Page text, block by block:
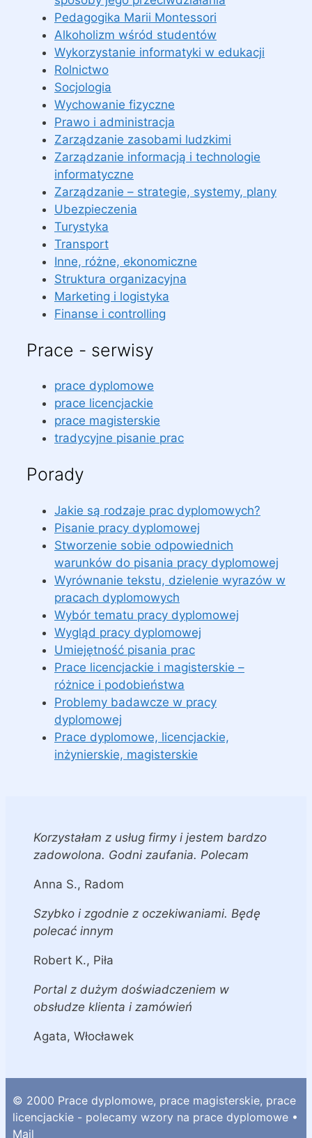
Pedagogika Marii Montessori
Alkoholizm wśród studentów
Wykorzystanie informatyki w edukacji
Rolnictwo
Socjologia
Wychowanie fizyczne
Prawo i administracja
Zarządzanie zasobami ludzkimi
Zarządzanie informacją i technologie
informatyczne
Zarządzanie – strategie, systemy, plany
Ubezpieczenia
Turystyka
Transport
Inne, różne, ekonomiczne
Struktura organizacyjna
Marketing i logistyka
Finanse i controlling
Prace - serwisy
prace dyplomowe
prace licencjackie
prace magisterskie
tradycyjne pisanie prac
Porady
Jakie są rodzaje prac dyplomowych?
Pisanie pracy dyplomowej
Stworzenie sobie odpowiednich
warunków do pisania pracy dyplomowej
Wyrównanie tekstu, dzielenie wyrazów w
pracach dyplomowych
Wybór tematu pracy dyplomowej
Wygląd pracy dyplomowej
Umiejętność pisania prac
Prace licencjackie i magisterskie –
różnice i podobieństwa
Problemy badawcze w pracy
dyplomowej
Prace dyplomowe, licencjackie,
inżynierskie, magisterskie
Korzystałam z usług firmy i jestem bardzo
zadowolona. Godni zaufania. Polecam
Anna S., Radom
Szybko i zgodnie z oczekiwaniami. Będę
polecać innym
Robert K., Piła
Portal z dużym doświadczeniem w
obsłudze klienta i zamówień
Agata, Włocławek
© 2000 Prace dyplomowe, prace magisterskie, prace
licencjackie - polecamy wzory na prace dyplomowe •
Mail